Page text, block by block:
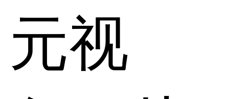
元视